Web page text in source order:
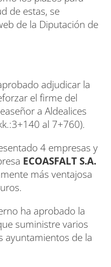
de estas, se
de la Diputación de
adjudicar la
el firme del
a Aldealices
al 7+760).
4 empresas y
ECOASFALT S.A.
más ventajosa
ha aprobado la
suministre varios
ayuntamientos de la